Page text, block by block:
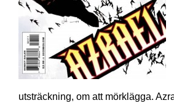
utsträckning, om att mörklägga.